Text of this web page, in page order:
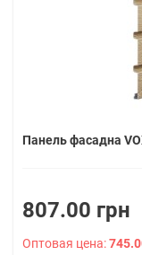
Панель фасадна
807.00 грн
Оптовая цена: